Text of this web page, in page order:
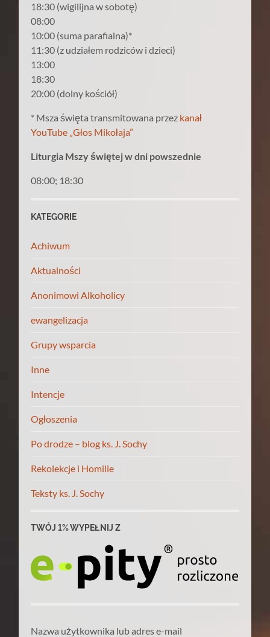
18:30 (wigilijna w sobotę)
08:00
10:00 (suma parafialna)*
11:30 (z udziałem rodziców i dzieci)
13:00
18:30
20:00 (dolny kościół)
* Msza święta transmitowana przez kanał
YouTube „Głos Mikołaja”
Liturgia Mszy świętej w dni powszednie
08:00; 18:30
KATEGORIE
Achiwum
Aktualności
Anonimowi Alkoholicy
ewangelizacja
Grupy wsparcia
Inne
Intencje
Ogłoszenia
Po drodze – blog ks. J. Sochy
Rekolekcje i Homilie
Teksty ks. J. Sochy
TWÓJ 1% WYPEŁNIJ Z
Nazwa użytkownika lub adres e-mail